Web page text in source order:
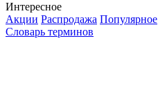
Интересное
Акции Распродажа Популярное
Словарь терминов